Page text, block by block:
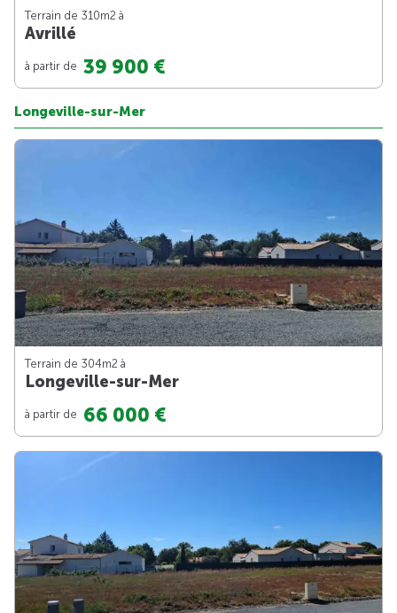
Terrain de 310m2 à
Avrillé
à partir de 39 900 €
Longeville-sur-Mer
Terrain de 304m2 à
Longeville-sur-Mer
à partir de 66 000 €